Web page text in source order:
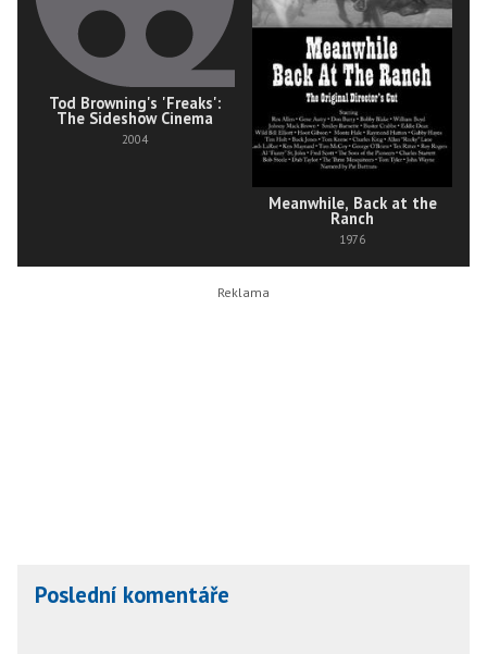
Tod Browning's 'Freaks':
The Sideshow Cinema
2004
Meanwhile, Back at the
Ranch
1976
Poslední komentáře